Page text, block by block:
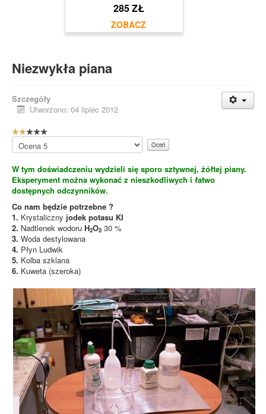
285 ZŁ
Niezwykła piana
Szczegóły
Utworzono: 04 lipiec 2012
O
c
e
a
u
ż
y
t
k
o
w
n
i
ó
w
2
/
5
Proszę,
oceń
W tym doświadczeniu wydzieli się sporo sztywnej, żółtej piany.
Eksperyment można wykonać z nieszkodliwych i łatwo
dostępnych odczynników.
Co nam będzie potrzebne ?
1. Krystaliczny jodek potasu KI
2. Nadtlenek wodoru H2O2 30 %
3. Woda destylowana
4. Płyn Ludwik
5. Kolba szklana
6. Kuweta (szeroka)